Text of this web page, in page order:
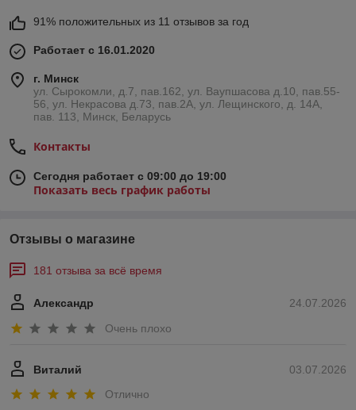
91% положительных из 11 отзывов за год
Работает с 16.01.2020
г. Минск
ул. Сырокомли, д.7, пав.162, ул. Ваупшасова д.10, пав.55-
56, ул. Некрасова д.73, пав.2А, ул. Лещинского, д. 14А,
пав. 113, Минск, Беларусь
Контакты
Сегодня работает с 09:00 до 19:00
Показать весь график работы
Отзывы о магазине
181 отзыва за всё время
24.07.2026
Александр
Очень плохо
03.07.2026
Виталий
Отлично